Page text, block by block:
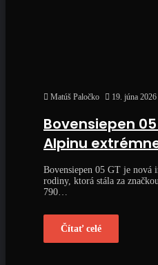
Matúš Paločko 19. júna 2026
Bovensiepen
Alpinu
Bovensiepen 05 GT je
rodiny, ktorá stála za
790…
Čítať celé